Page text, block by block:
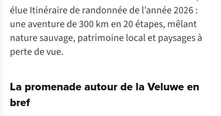
élue Itinéraire de randonnée de l’année 2026 :
une aventure de 300 km en 20 étapes, mêlant
nature sauvage, patrimoine local et paysages à
perte de vue.
La promenade autour de la Veluwe en
bref